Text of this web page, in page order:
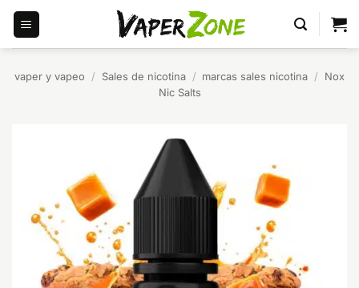
Saltar
contenido
vaper y vapeo / Sales de nicotina / marcas sales nicotina /
Nox
Nic Salts